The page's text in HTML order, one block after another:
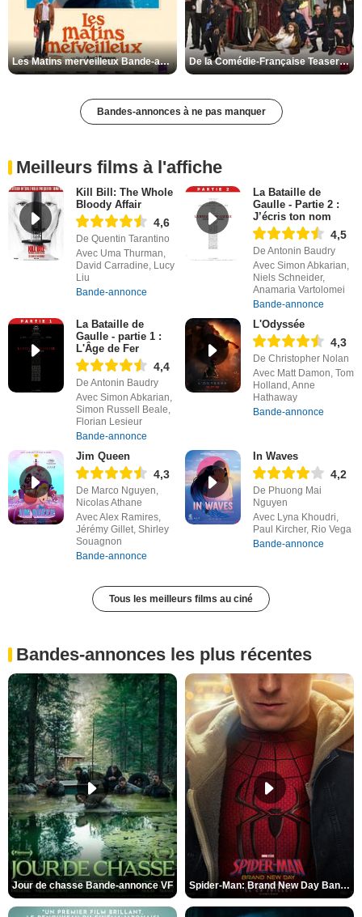
Les Matins merveilleux Bande-annonce VF De la Comédie-Française Teaser VF
Bandes-annonces à ne pas manquer
Meilleurs films à l'affiche
Kill Bill: The Whole
Bloody Affair
4,6
De Quentin Tarantino
Avec Uma Thurman,
David Carradine, Lucy
Liu
Bande-annonce
La Bataille de
Gaulle - Partie 2 :
J’écris ton nom
4,5
De Antonin Baudry
Avec Simon Abkarian,
Niels Schneider,
Anamaria Vartolomei
Bande-annonce
La Bataille de
Gaulle - partie 1 :
L'Âge de Fer
4,4
De Antonin Baudry
Avec Simon Abkarian,
Simon Russell Beale,
Florian Lesieur
Bande-annonce
L'Odyssée
4,3
De Christopher Nolan
Avec Matt Damon, Tom
Holland, Anne
Hathaway
Bande-annonce
Jim Queen
4,3
De Marco Nguyen,
Nicolas Athane
Avec Alex Ramires,
Jérémy Gillet, Shirley
Souagnon
Bande-annonce
In Waves
4,2
De Phuong Mai
Nguyen
Avec Lyna Khoudri,
Paul Kircher, Rio Vega
Bande-annonce
Tous les meilleurs films au ciné
Bandes-annonces les plus récentes
Jour de chasse Bande-annonce VF Spider-Man: Brand New Day Bande-annonce (3) VO STFR